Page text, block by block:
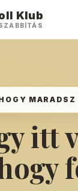
Klub
MARADSZ
itt